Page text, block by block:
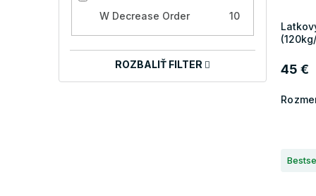
W Decrease Order 10
ROZBALIŤ FILTER 45 €